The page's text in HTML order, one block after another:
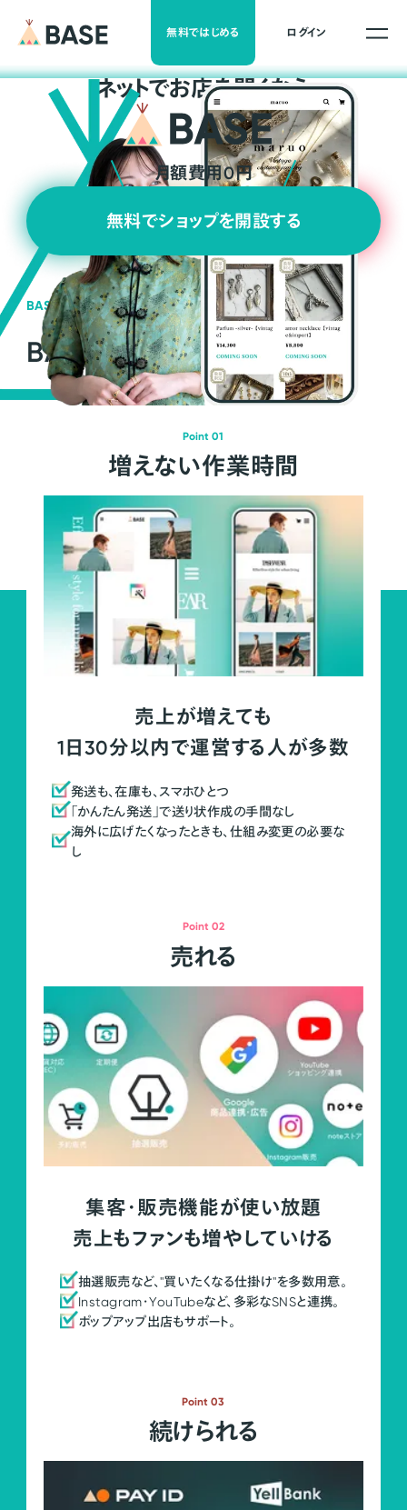
無料ではじめる ログイン
ネットでお店を開くなら
月額費用0円
無料でショップを開設する
BASEの強み
BASEが強い3つの理由
Point 01
増えない作業時間
売上が増えても
1日30分以内で運営する人が多数
発送も、在庫も、スマホひとつ
「かんたん発送」で送り状作成の手間なし
海外に広げたくなったときも、仕組み変更の必要な
し
Point 02
売れる
集客・販売機能が使い放題
売上もファンも増やしていける
抽選販売など、"買いたくなる仕掛け"を多数用意。
Instagram・YouTubeなど、多彩なSNSと連携。
ポップアップ出店もサポート。
Point 03
続けられる